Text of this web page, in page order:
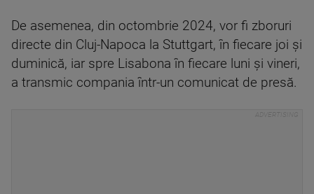
De asemenea, din octombrie 2024, vor fi zboruri
directe din Cluj-Napoca la Stuttgart, în fiecare joi şi
duminică, iar spre Lisabona în fiecare luni şi vineri,
a transmic compania într-un comunicat de presă.